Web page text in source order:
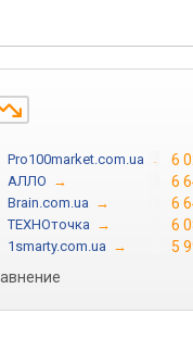
Pro100market.com.ua → 6
АЛЛО → 6
Brain.com.ua → 6
ТЕХНОточка → 6
1smarty.com.ua →
5